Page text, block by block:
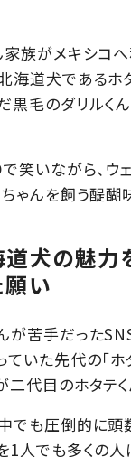
家族がメキシコ
海道犬であるホ
黒毛のダリルく
笑いながら、ウ
ちゃんを飼う醍醐
犬の魅力
い
が苦手だった
ていた先代の「
二代目のホタテく
でも圧倒的に頭
1人でも多くの人